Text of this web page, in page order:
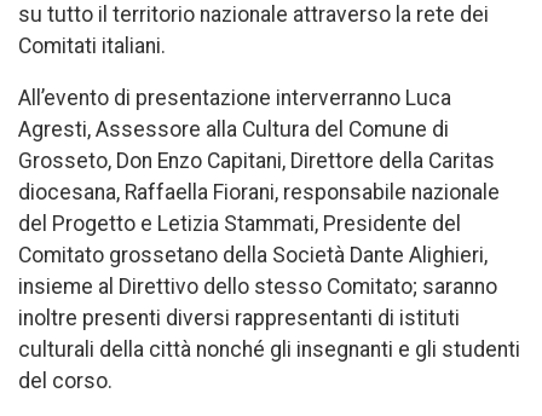
su tutto il territorio nazionale attraverso la rete dei
Comitati italiani.
All’evento di presentazione interverranno Luca
Agresti, Assessore alla Cultura del Comune di
Grosseto, Don Enzo Capitani, Direttore della Caritas
diocesana, Raffaella Fiorani, responsabile nazionale
del Progetto e Letizia Stammati, Presidente del
Comitato grossetano della Società Dante Alighieri,
insieme al Direttivo dello stesso Comitato; saranno
inoltre presenti diversi rappresentanti di istituti
culturali della città nonché gli insegnanti e gli studenti
del corso.